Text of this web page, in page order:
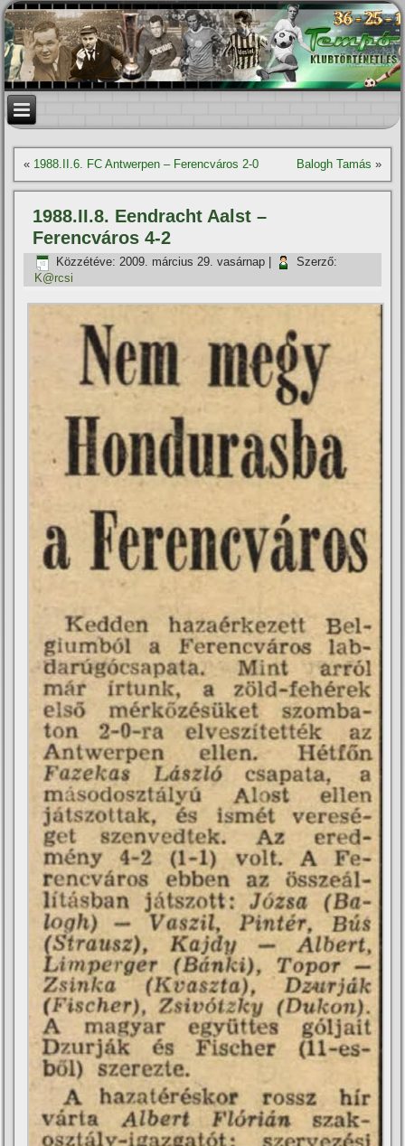
« 1988.II.6. FC Antwerpen – Ferencváros 2-0 Balogh Tamás »
1988.II.8. Eendracht Aalst –
Ferencváros 4-2
Közzétéve: 2009. március 29. vasárnap
Szerző:
K@rcsi